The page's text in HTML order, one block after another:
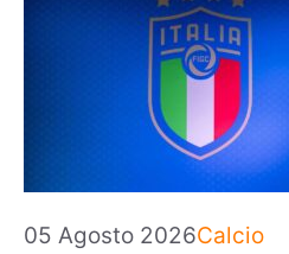
05 Agosto 2026Categorie
Calcio